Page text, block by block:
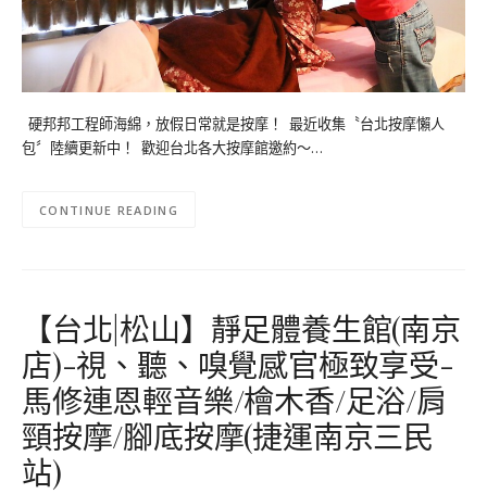
硬邦邦工程師海綿，放假日常就是按摩！ 最近收集〝台北按摩懶人
包〞陸續更新中！ 歡迎台北各大按摩館邀約～…
CONTINUE READING
【台北|松山】靜足體養生館(南京
店)-視、聽、嗅覺感官極致享受-
馬修連恩輕音樂/檜木香/足浴/肩
頸按摩/腳底按摩(捷運南京三民
站)